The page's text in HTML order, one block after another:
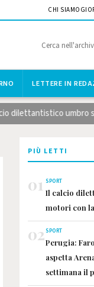
CHI SIAMO
LETTERE IN
umbro
PIÙ LETTI
01 SPORT
Il calcio
motori con
02SPORT
Perugia:
aspetta
settimana il